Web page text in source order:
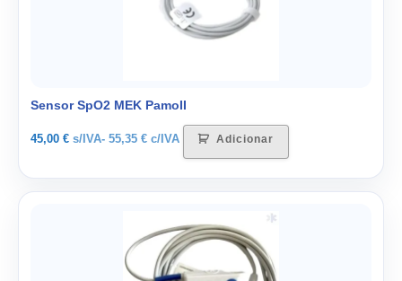
Sensor SpO2 MEK PamoII
45,00 € s/IVA- 55,35 € c/IVA Adicionar